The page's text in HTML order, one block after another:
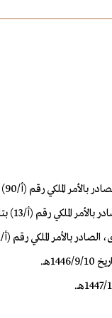
رقم (أ/90) بتاريخ 1412/8/27هـ.
رقم (أ/13) بتاريخ 1414/3/3هـ.
رقم (أ/91) بتاريخ 1412/8/27هـ.